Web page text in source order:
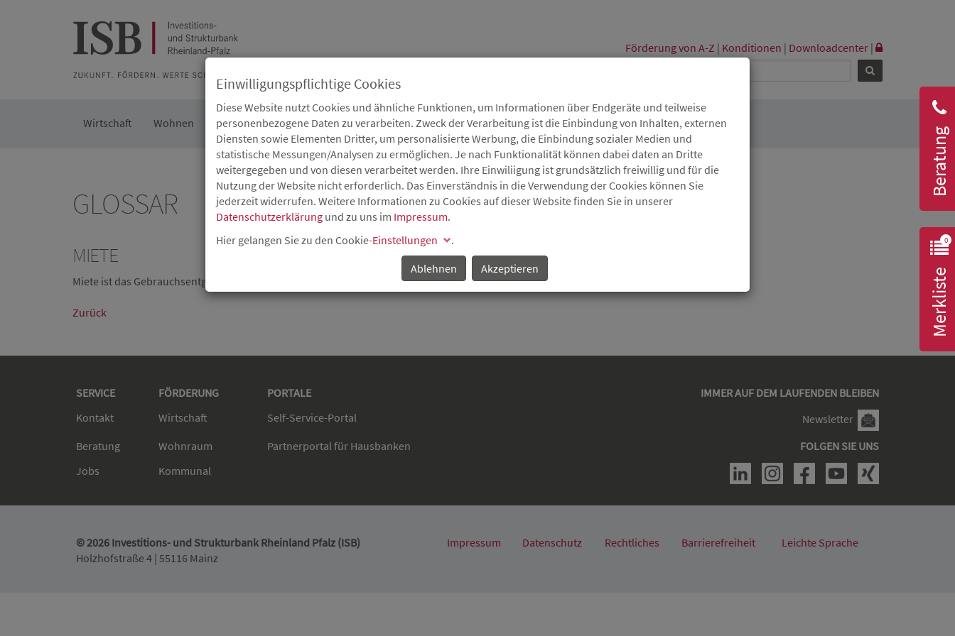
Förderung von A-Z | Konditionen | Downloadcenter |
Wirtschaft Wohnen Kommunal Die ISB Karriere Service Aktuelles
Beratung
0
Merkliste
GLOSSAR
MIETE
Miete ist das Gebrauchsentgelt für die Überlassung einer Wohnung ohne Betriebskosten und sonstige Umlagen (so genannte "Kaltmiete").
Zurück
SERVICE FÖRDERUNG PORTALE
IMMER AUF DEM LAUFENDEN BLEIBEN
Kontakt
Wirtschaft Self-Service-Portal
Newsletter
Beratung
Wohnraum Partnerportal für Hausbanken
FOLGEN SIE UNS
Jobs
Kommunal
© 2026 Investitions- und Strukturbank Rheinland Pfalz (ISB)
Holzhofstraße 4 | 55116 Mainz
Impressum Datenschutz Rechtliches Barrierefreiheit Leichte Sprache
Einwilligungspflichtige Cookies
Diese Website nutzt Cookies und ähnliche Funktionen, um Informationen über Endgeräte und teilweise
personenbezogene Daten zu verarbeiten. Zweck der Verarbeitung ist die Einbindung von Inhalten, externen
Diensten sowie Elementen Dritter, um personalisierte Werbung, die Einbindung sozialer Medien und
statistische Messungen/Analysen zu ermöglichen. Je nach Funktionalität können dabei daten an Dritte
weitergegeben und von diesen verarbeitet werden. Ihre Einwiliigung ist grundsätzlich freiwillig und für die
Nutzung der Website nicht erforderlich. Das Einverständnis in die Verwendung der Cookies können Sie
jederzeit widerrufen. Weitere Informationen zu Cookies auf dieser Website finden Sie in unserer
Datenschutzerklärung und zu uns im Impressum.
Hier gelangen Sie zu den Cookie-Einstellungen
.
Ablehnen
Akzeptieren